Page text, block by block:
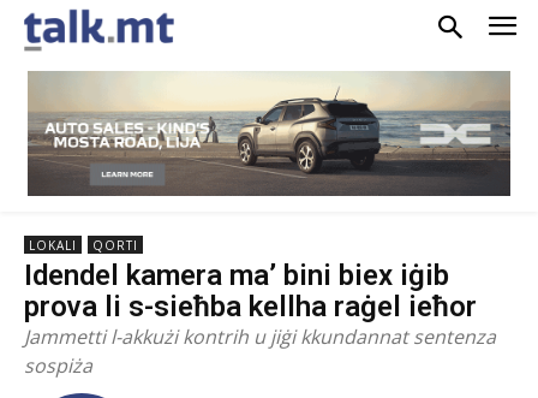
LOKALI QORTI
Idendel kamera ma’ bini biex iġib
prova li s-sieħba kellha raġel ieħor
Jammetti l-akkużi kontrih u jiġi kkundannat sentenza
sospiża